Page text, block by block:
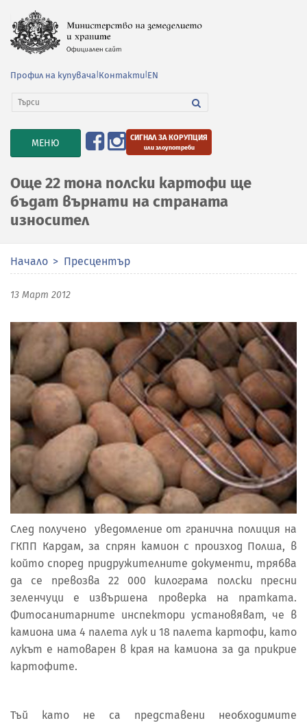
Профил на купувача Контакти EN
TOGGLE
NAVIGATION
МЕНЮ СИГНАЛ ЗА КОРУПЦИЯ
или злоупотреби
Още 22 тона полски картофи ще
бъдат върнати на страната
износител
Начало Пресцентър
13 Март 2012
След получено уведомление от гранична полиция на
ГКПП Кардам, за спрян камион с произход Полша, в
който според придружителните документи, трябва
да се превозва 22 000 килограма полски пресни
зеленчуци е извършена проверка на пратката.
Фитосанитарните инспектори установяват, че в
камиона има 4 палета лук и 18 палета картофи, като
лукът е натоварен в края на камиона за да прикрие
картофите.
Тъй като не са представени необходимите